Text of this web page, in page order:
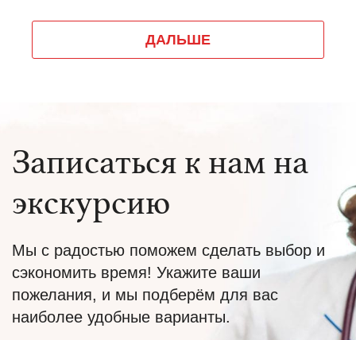
Записаться к нам на
экскурсию
Мы с радостью поможем сделать выбор и
сэкономить время! Укажите ваши
пожелания, и мы подберём для вас
наиболее удобные варианты.